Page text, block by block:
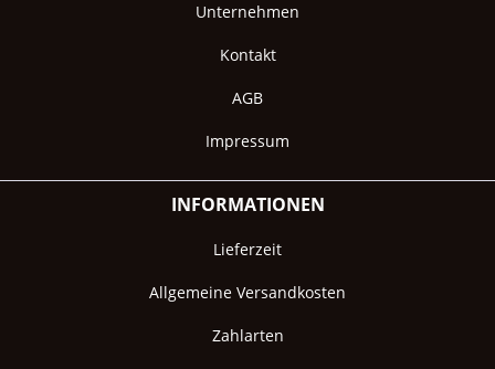
Unternehmen
Kontakt
AGB
Impressum
INFORMATIONEN
Lieferzeit
Allgemeine Versandkosten
Zahlarten